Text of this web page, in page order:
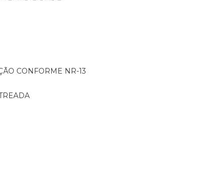
CONFORME NR-13